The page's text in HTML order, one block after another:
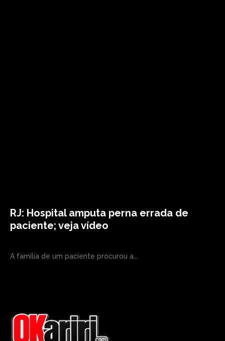
RJ: Hospital amputa perna errada de
paciente; veja vídeo
A família de um paciente procurou a...